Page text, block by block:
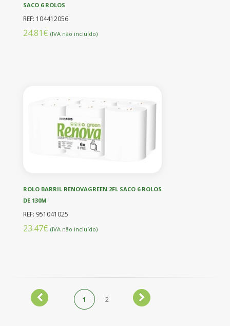
SACO 6 ROLOS
REF: 104412056
24.81€ (IVA não incluído)
ROLO BARRIL RENOVAGREEN 2FL SACO 6 ROLOS
DE 130M
REF: 951041025
23.47€ (IVA não incluído)
1 2